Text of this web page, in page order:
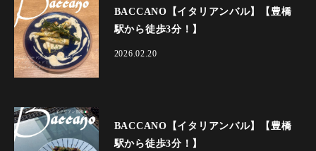
BACCANO【イタリアンバル】【豊橋
駅から徒歩3分！】
2026.02.20
BACCANO【イタリアンバル】【豊橋
駅から徒歩3分！】